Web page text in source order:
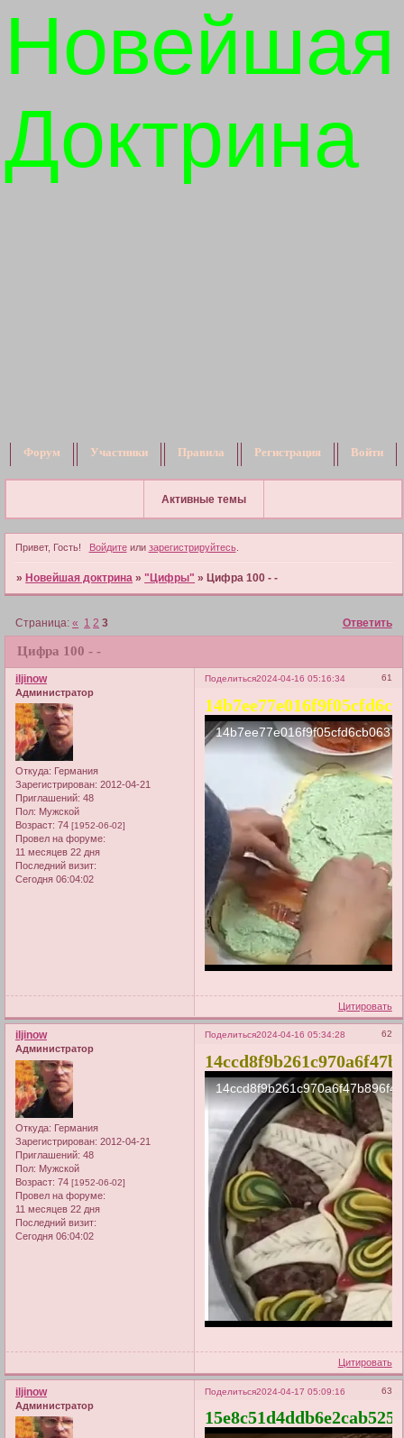
Новейшая
Доктрина
Форум Участники Правила Регистрация Войти
Активные темы
Привет, Гость! Войдитеили зарегистрируйтесь.
»Новейшая доктрина »"Цифры" »Цифра 100 - -
Цифра 100 - -
Страница:« 1 2 3 Ответить
Поделиться 61
2024-04-16 05:16:34
iljinow
Администратор
Откуда: Германия
Зарегистрирован: 2012-04-21
Приглашений: 48
Пол: Мужской
Возраст: 74 [1952-06-02]
Провел на форуме:
11 месяцев 22 дня
Последний визит:
Сегодня 06:04:02
Цитировать
Поделиться 62
2024-04-16 05:34:28
iljinow
Администратор
Откуда: Германия
Зарегистрирован: 2012-04-21
Приглашений: 48
Пол: Мужской
Возраст: 74 [1952-06-02]
Провел на форуме:
11 месяцев 22 дня
Последний визит:
Сегодня 06:04:02
Цитировать
Поделиться 63
2024-04-17 05:09:16
iljinow
Администратор